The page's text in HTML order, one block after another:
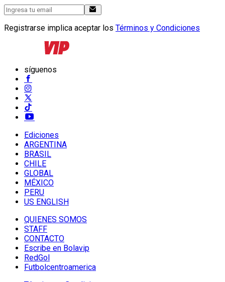
Registrarse implica aceptar los Términos y Condiciones
síguenos
Ediciones
ARGENTINA
BRASIL
CHILE
GLOBAL
MÉXICO
PERU
US ENGLISH
QUIENES SOMOS
STAFF
CONTACTO
Escribe en Bolavip
RedGol
Futbolcentroamerica